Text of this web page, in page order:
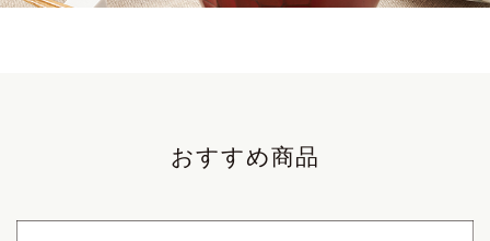
おすすめ商品